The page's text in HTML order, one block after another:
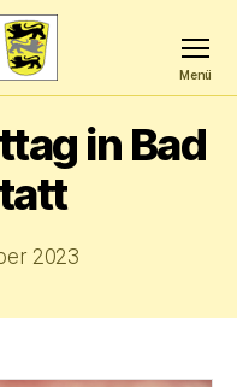
Menü
in Bad
2023